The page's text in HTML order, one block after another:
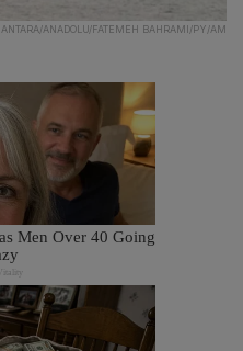
ANTARA/ANADOLU/FATEMEH BAHRAMI/PY/AM